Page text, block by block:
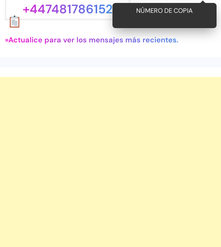
+447481786152 NÚMERO DE COPIA
»Actualice para ver los mensajes más recientes.